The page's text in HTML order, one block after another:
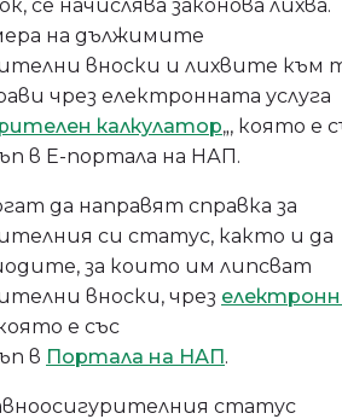
се начислява законова лихва.
на дължимите
вноски и лихвите към
чрез електронната услуга
калкулатор„, която е
в Е-портала на НАП.
да направят справка за
си статус, както и да
за които им липсват
вноски, чрез
е със
в Портала на НАП.
статус